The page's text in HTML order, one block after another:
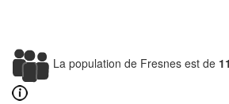
La population de Fresnes est de